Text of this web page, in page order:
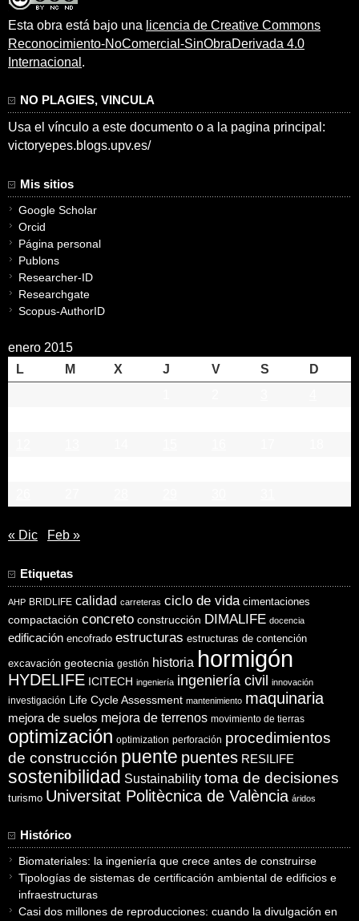
Esta obra está bajo una licencia de Creative Commons
Reconocimiento-NoComercial-SinObraDerivada 4.0
Internacional .
NO PLAGIES, VINCULA
Usa el vínculo a este documento o a la pagina principal:
victoryepes.blogs.upv.es/
Mis sitios
Google Scholar
Orcid
Página personal
Publons
Researcher-ID
Researchgate
Scopus-AuthorID
enero 2015
L
M X J V S
D
« Dic Feb »
Etiquetas
AHP BRIDLIFE calidad carreteras ciclo de vida cimentaciones
compactación concreto construcción DIMALIFE docencia
edificación encofrado estructuras estructuras de contención
excavación geotecnia gestión historia hormigón
HYDELIFE ICITECH ingeniería ingeniería civil innovación
investigación Life Cycle Assessment mantenimiento maquinaria
mejora de suelos mejora de terrenos movimiento de tierras
optimización optimization perforación procedimientos
de construcción puente puentes RESILIFE
sostenibilidad Sustainability toma de decisiones
turismo Universitat Politècnica de València áridos
Histórico
Biomateriales: la ingeniería que crece antes de construirse
Tipologías de sistemas de certificación ambiental de edificios e
infraestructuras
Casi dos millones de reproducciones: cuando la divulgación en